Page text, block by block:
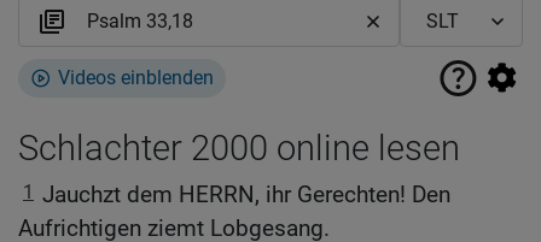
Videos einblenden
Schlachter 2000 online lesen
1 Jauchzt dem HERRN, ihr Gerechten! Den
Aufrichtigen ziemt Lobgesang.